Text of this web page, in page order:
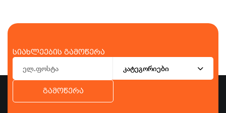
სიახლეების გამოწერა
კატეგორიები
გამოწერა